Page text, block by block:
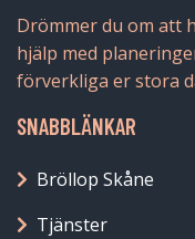
Drömmer du om att
hjälp med
förverkliga er stora
SNABBLÄNKAR
Bröllop Skåne
Tjänster